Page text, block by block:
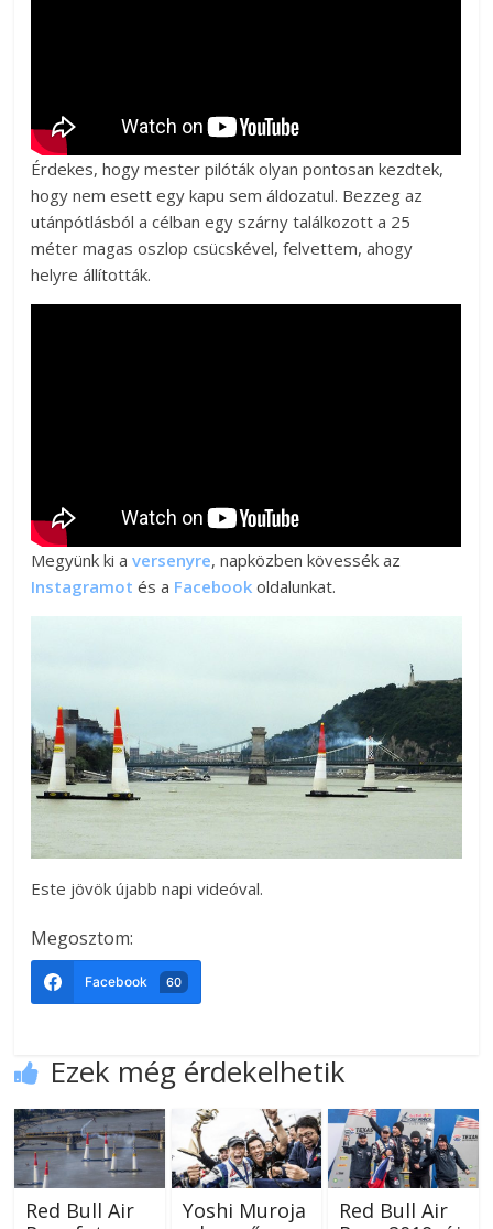
Érdekes, hogy mester pilóták olyan pontosan kezdtek,
hogy nem esett egy kapu sem áldozatul. Bezzeg az
utánpótlásból a célban egy szárny találkozott a 25
méter magas oszlop csücskével, felvettem, ahogy
helyre állították.
Megyünk ki aversenyre, napközben kövessék az
Instagramot és a Facebook oldalunkat.
Este jövök újabb napi videóval.
Megosztom:
Facebook 60
Ezek még érdekelhetik
Red Bull Air
Yoshi Muroja
Red Bull Air